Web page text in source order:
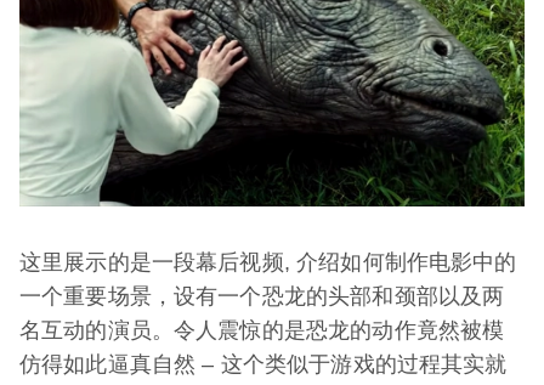
这里展示的是一段幕后视频, 介绍如何制作电影中的
一个重要场景，设有一个恐龙的头部和颈部以及两
名互动的演员。令人震惊的是恐龙的动作竟然被模
仿得如此逼真自然 – 这个类似于游戏的过程其实就